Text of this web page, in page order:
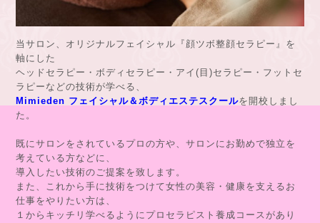
当サロン、オリジナルフェイシャル『顔ツボ整顔セラピー』を
軸にした
ヘッドセラピー・ボディセラピー・アイ(目)セラピー・フットセ
ラピーなどの技術が学べる、
Mimieden フェイシャル＆ボディエステスクールを開校しまし
た。
既にサロンをされているプロの方や、サロンにお勤めで独立を
考えている方などに、
導入したい技術のご提案を致します。
また、これから手に技術をつけて女性の美容・健康を支えるお
仕事をやりたい方は、
１からキッチリ学べるようにプロセラピスト養成コースがあり